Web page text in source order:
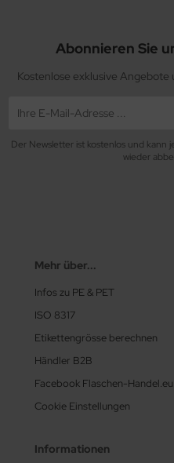
Abonnieren Sie
Kostenlose exklusive
Der Newsletter ist kostenlos und kann
wieder
Mehr über...
Infos zu PE & PET
ISO 8317
Etikettengrösse berechnen
Händler B2B
Facebook Flaschen-Handel.eu
Cookie Einstellungen
Informationen